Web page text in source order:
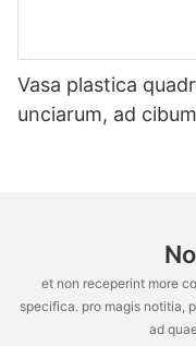
Vasa plastica
unciarum, ad
et non receperint more
specifica. pro magis notitia,
ad